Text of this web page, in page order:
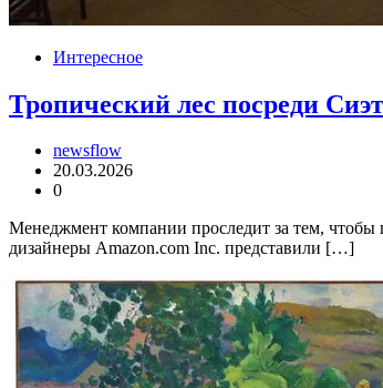
Интересное
Тропический лес посреди
newsflow
20.03.2026
0
Менеджмент компании проследит за тем, чтобы
дизайнеры Amazon.com Inc. представили […]